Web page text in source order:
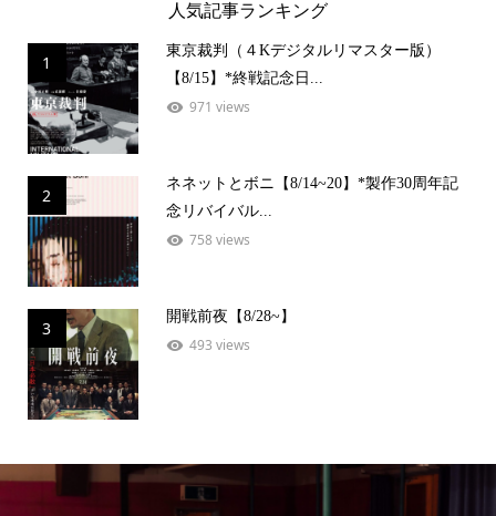
人気記事ランキング
1
東京裁判（４Kデジタルリマスター版）
【8/15】*終戦記念日...
971 views
2
ネネットとボニ【8/14~20】*製作30周年記
念リバイバル...
758 views
3
開戦前夜【8/28~】
493 views